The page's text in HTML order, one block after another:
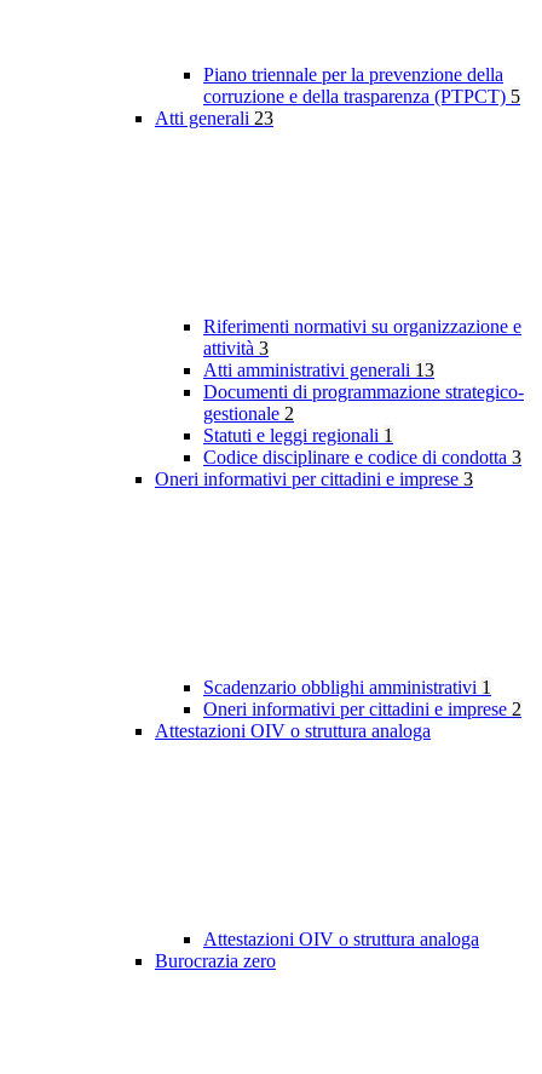
Piano triennale per la prevenzione della
corruzione e della trasparenza (PTPCT) 5
Atti generali 23
Riferimenti normativi su organizzazione e
attività 3
Atti amministrativi generali 13
Documenti di programmazione strategico-
gestionale 2
Statuti e leggi regionali 1
Codice disciplinare e codice di condotta 3
Oneri informativi per cittadini e imprese 3
Scadenzario obblighi amministrativi 1
Oneri informativi per cittadini e imprese 2
Attestazioni OIV o struttura analoga
Attestazioni OIV o struttura analoga
Burocrazia zero